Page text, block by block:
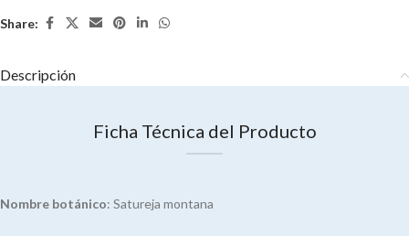
Share:
Descripción
Ficha Técnica del Producto
Nombre botánico: Satureja montana